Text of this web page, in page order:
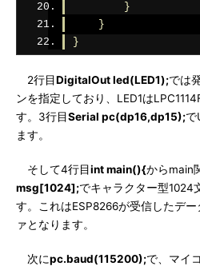
}
}
}
2行目DigitalOut led(LED1);では
ンを指定しており、LED1は
す。3行目Serial pc(dp16,dp15);で
ます。
そして4行目int main(){からmain
msg[1024];でキャラクター型1024
す。これはESP8266が受信したデ
ァとなります。
次にpc.baud(115200);で、マイ